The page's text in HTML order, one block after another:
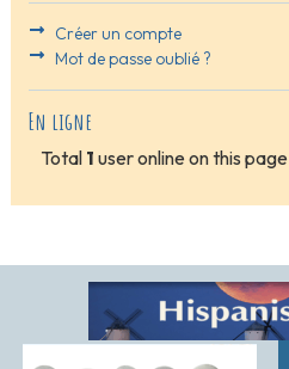
Créer un compte
Mot de passe oublié ?
En ligne
Total 1 user online on this page